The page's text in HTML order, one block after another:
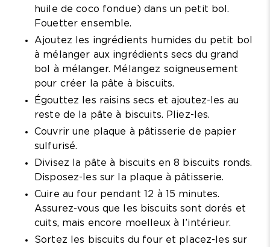
huile de coco fondue) dans un petit bol.
Fouetter ensemble.
Ajoutez les ingrédients humides du petit bol
à mélanger aux ingrédients secs du grand
bol à mélanger. Mélangez soigneusement
pour créer la pâte à biscuits.
Égouttez les raisins secs et ajoutez-les au
reste de la pâte à biscuits. Pliez-les.
Couvrir une plaque à pâtisserie de papier
sulfurisé.
Divisez la pâte à biscuits en 8 biscuits ronds.
Disposez-les sur la plaque à pâtisserie.
Cuire au four pendant 12 à 15 minutes.
Assurez-vous que les biscuits sont dorés et
cuits, mais encore moelleux à l’intérieur.
Sortez les biscuits du four et placez-les sur